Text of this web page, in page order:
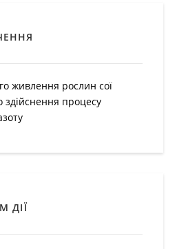
живлення рослин сої
процесу
ДІЇ